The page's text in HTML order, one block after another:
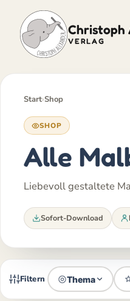
Christoph
VERLAG
springen
Start›Shop
SHOP
Alle
Liebevoll gestaltete
Sofort-Download
Filtern Thema